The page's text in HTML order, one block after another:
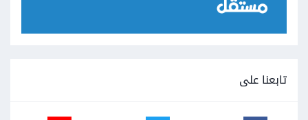
تابعنا على